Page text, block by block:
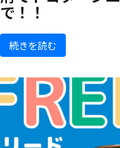
で！！
続きを読む